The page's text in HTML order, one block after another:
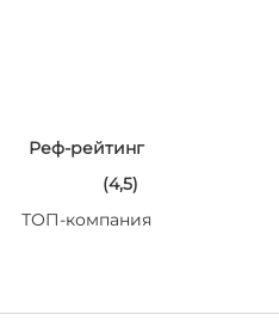
Реф-рейтинг
(4,5)
ТОП-компания